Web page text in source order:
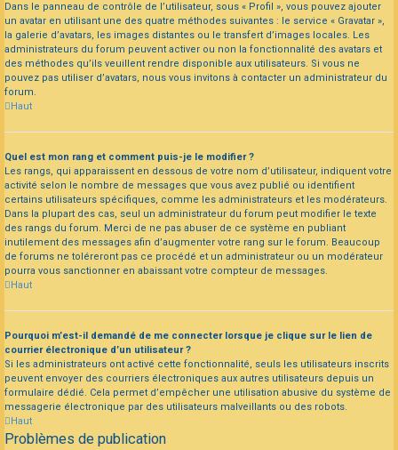
Dans le panneau de contrôle de l’utilisateur, sous « Profil », vous pouvez ajouter
un avatar en utilisant une des quatre méthodes suivantes : le service « Gravatar »,
la galerie d’avatars, les images distantes ou le transfert d’images locales. Les
administrateurs du forum peuvent activer ou non la fonctionnalité des avatars et
des méthodes qu’ils veuillent rendre disponible aux utilisateurs. Si vous ne
pouvez pas utiliser d’avatars, nous vous invitons à contacter un administrateur du
forum.
Haut
Quel est mon rang et comment puis-je le modifier ?
Les rangs, qui apparaissent en dessous de votre nom d’utilisateur, indiquent votre
activité selon le nombre de messages que vous avez publié ou identifient
certains utilisateurs spécifiques, comme les administrateurs et les modérateurs.
Dans la plupart des cas, seul un administrateur du forum peut modifier le texte
des rangs du forum. Merci de ne pas abuser de ce système en publiant
inutilement des messages afin d’augmenter votre rang sur le forum. Beaucoup
de forums ne toléreront pas ce procédé et un administrateur ou un modérateur
pourra vous sanctionner en abaissant votre compteur de messages.
Haut
Pourquoi m’est-il demandé de me connecter lorsque je clique sur le lien de
courrier électronique d’un utilisateur ?
Si les administrateurs ont activé cette fonctionnalité, seuls les utilisateurs inscrits
peuvent envoyer des courriers électroniques aux autres utilisateurs depuis un
formulaire dédié. Cela permet d’empêcher une utilisation abusive du système de
messagerie électronique par des utilisateurs malveillants ou des robots.
Haut
Problèmes de publication